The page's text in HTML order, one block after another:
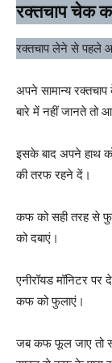
रक्तचाप चेक
रक्तचाप लेने से पहले
अपने सामान्य
बारे में नहीं जानते तो
इसके बाद अपने हाथ
की तरफ रहने दें।
कफ को सही तरह से
को दबाएं।
एनीरॉयड मॉनिटर
कफ को फुलाएं।
जब कफ फूल जाए तो